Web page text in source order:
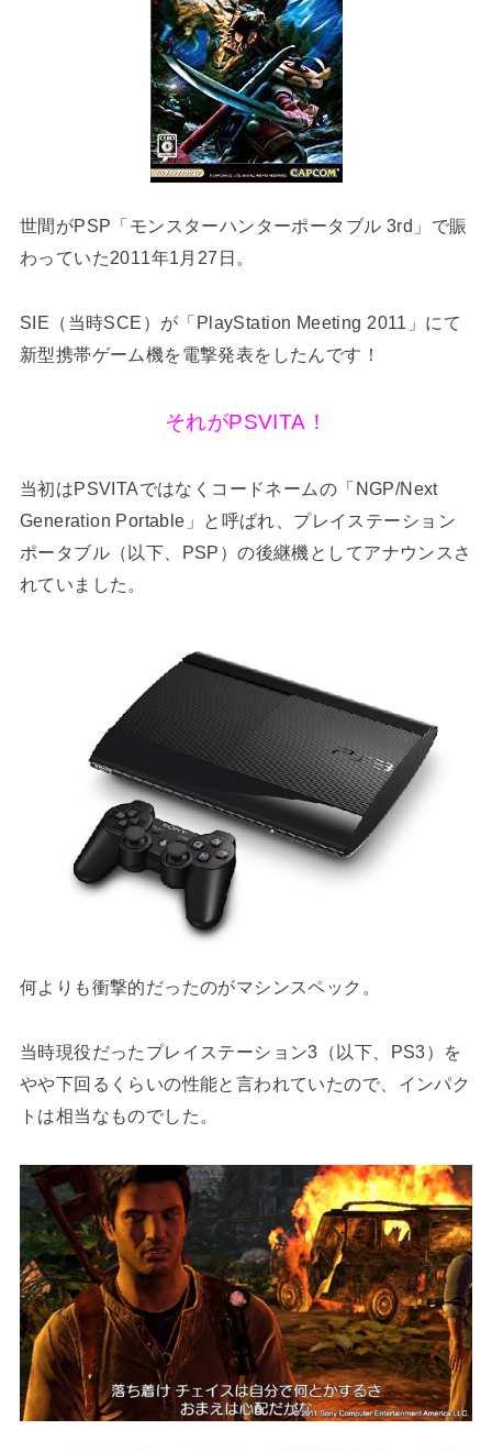
世間がPSP「モンスターハンターポータブル 3rd」で賑
わっていた2011年1月27日。
SIE（当時SCE）が「PlayStation Meeting 2011」にて
新型携帯ゲーム機を電撃発表をしたんです！
それがPSVITA！
当初はPSVITAではなくコードネームの「NGP/Next
Generation Portable」と呼ばれ、プレイステーション
ポータブル（以下、PSP）の後継機としてアナウンスさ
れていました。
何よりも衝撃的だったのがマシンスペック。
当時現役だったプレイステーション3（以下、PS3）を
やや下回るくらいの性能と言われていたので、インパク
トは相当なものでした。